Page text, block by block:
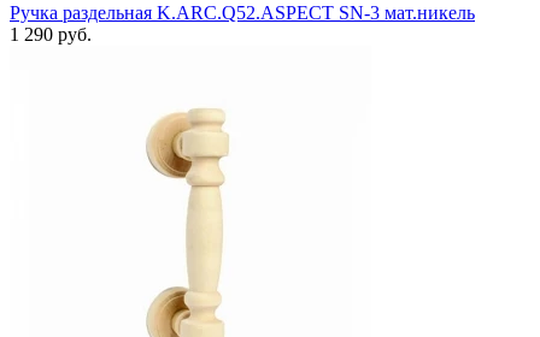
Ручка раздельная K.ARC.Q52.ASPECT SN-3 мат.никель
1 290 руб.